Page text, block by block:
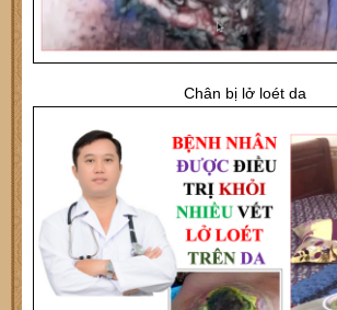
Chân bị lở loét da